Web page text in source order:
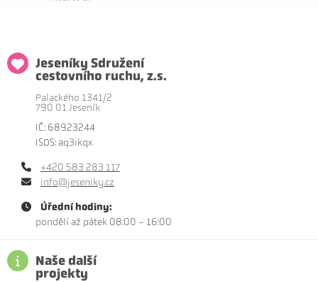
Jeseníky Sdružení
cestovního ruchu, z.s.
Palackého 1341/2
790 01 Jeseník
IČ: 68923244
ISDS: aq3ikqx
+420 583 283 117
info@jeseniky.cz
Úřední hodiny:
pondělí až pátek 08:00 - 16:00
Naše další
projekty